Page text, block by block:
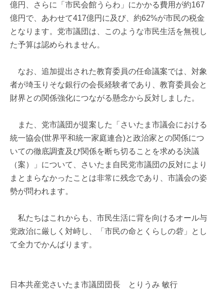
億円、さらに「市民会館うらわ」にかかる費用が約167
億円で、あわせて417億円に及び、約62%が市民の税金
となります。党市議団は、このような市民生活を無視し
た予算は認められません。
なお、追加提出された教育委員の任命議案では、対象
者が埼玉りそな銀行の会長経験者であり、教育委員会と
財界との関係強化につながる懸念から反対しました。
また、党市議団が提案した「さいたま市議会における
統一協会(世界平和統一家庭連合)と政治家との関係につ
いての徹底調査及び関係を断ち切ることを求める決議
（案）」について、さいたま自民党市議団の反対により
まとまらなかったことは非常に残念であり、市議会の姿
勢が問われます。
私たちはこれからも、市民生活に背を向けるオール与
党政治に厳しく対峙し、「市民の命とくらしの砦」とし
て全力でかんばります。
日本共産党さいたま市議団団長 とりうみ 敏行